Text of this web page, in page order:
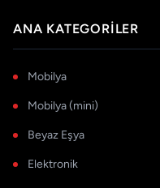
ANA KATEGORILER
Mobilya
Mobilya (mini)
Beyaz Eşya
Elektronik